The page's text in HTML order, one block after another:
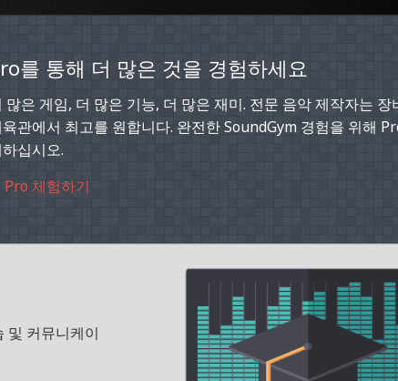
를 통해 더 많은 것을 경험하세요
많은 게임, 더 많은 기능, 더 많은 재미. 전문 음악 제작자는 장
관에서 최고를 원합니다. 완전한 SoundGym 경험을 위해
십시오.
Pro 체험하기
및 커뮤니케이